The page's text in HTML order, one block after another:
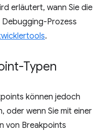
erläutert, wann Sie die
Debugging-Prozess
.
Typen
können jedoch
oder wenn Sie mit einer
von Breakpoints